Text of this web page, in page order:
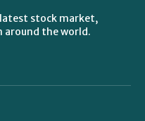
stock market,
around the world.